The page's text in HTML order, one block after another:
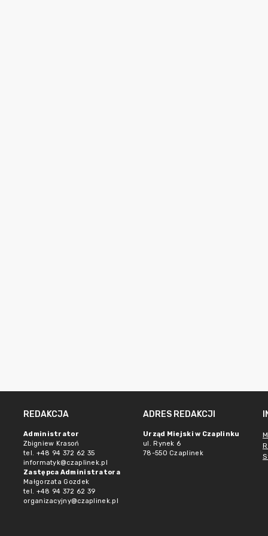
REDAKCJA
Administrator
Zbigniew Krasoń
tel. +48 94 372 62 35
informatyk@czaplinek.pl
Zastępca Administratora
Małgorzata Gozdek
tel. +48 94 372 62 39
organizacyjny@czaplinek.pl
ADRES REDAKCJI
Urząd Miejski w Czaplinku
ul. Rynek 6
78-550 Czaplinek